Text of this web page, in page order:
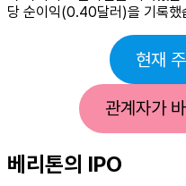
당 순이익(0.40달러)을 기록했
현재
관계자가
베리톤의 IPO